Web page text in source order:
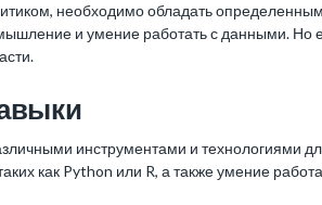
необходимо обладать
и умение работать с данными. Но
инструментами и технологиями
как Python или R, а также умение